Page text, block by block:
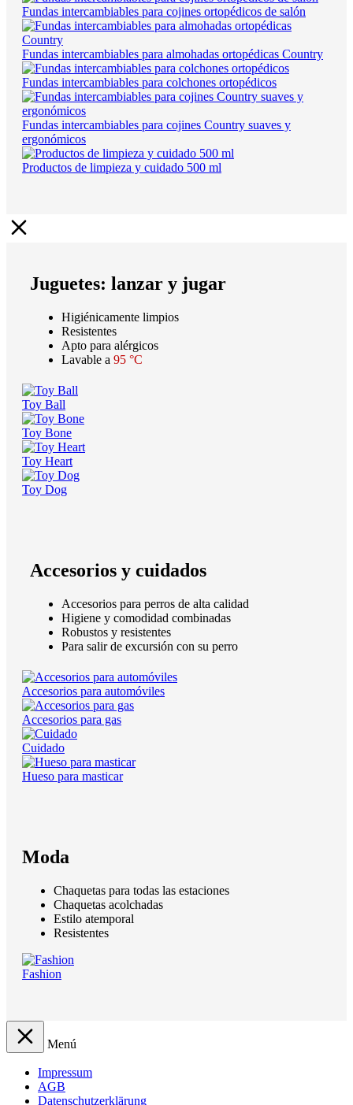
Fundas intercambiables para cojines ortopédicos de salón
Fundas intercambiables para almohadas ortopédicas Country
Fundas intercambiables para colchones ortopédicos
Fundas intercambiables para cojines Country suaves y
ergonómicos
Productos de limpieza y cuidado 500 ml
Juguetes: lanzar y jugar
Higiénicamente limpios
Resistentes
Apto para alérgicos
Lavable a 95 °C
Toy Ball
Toy Bone
Toy Heart
Toy Dog
Accesorios y cuidados
Accesorios para perros de alta calidad
Higiene y comodidad combinadas
Robustos y resistentes
Para salir de excursión con su perro
Accesorios para automóviles
Accesorios para gas
Cuidado
Hueso para masticar
Moda
Chaquetas para todas las estaciones
Chaquetas acolchadas
Estilo atemporal
Resistentes
Fashion
Menú
Impressum
AGB
Datenschutzerklärung